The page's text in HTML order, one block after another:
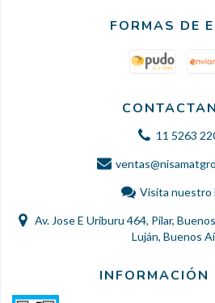
FORMAS DE
11 5263
Visita nuestro
Av. Jose E Uriburu 464, Pilar,
Luján, Buenos
INFORMACIÓN